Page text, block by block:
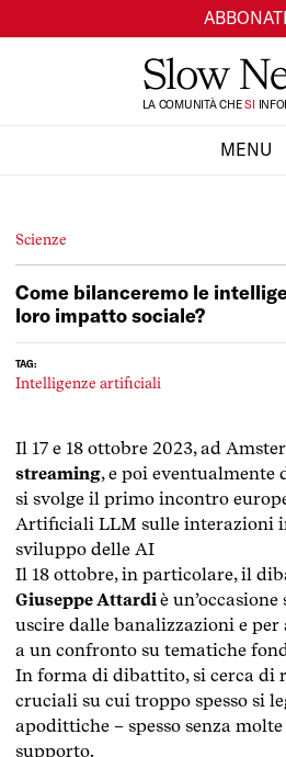
ABBONATI
LA COMUNITÀ CHE
TI
SI
MENU
Scienze
Come bilanceremo le
loro impatto sociale?
TAG:
Intelligenze artificiali
Il 17 e 18 ottobre 2023, ad
streaming, e poi eventualmente
si svolge il primo incontro
Artificiali LLM sulle interazioni
sviluppo delle AI
Il 18 ottobre, in particolare, il
Giuseppe Attardi è
uscire dalle banalizzazioni e per
a un confronto su tematiche
In forma di dibattito, si cerca di
cruciali su cui troppo spesso si
apodittiche – spesso senza
supporto.